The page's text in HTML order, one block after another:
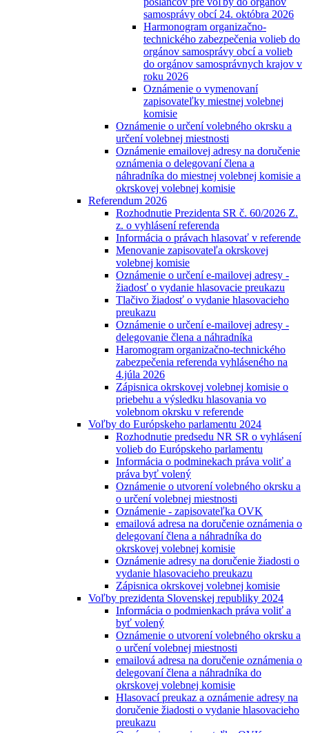
samosprávy obcí 24. októbra 2026
Harmonogram organizačno-
technického zabezpečenia volieb do
orgánov samosprávy obcí a volieb
do orgánov samosprávnych krajov v
roku 2026
Oznámenie o vymenovaní
zapisovateľky miestnej volebnej
komisie
Oznámenie o určení volebného okrsku a
určení volebnej miestnosti
Oznámenie emailovej adresy na doručenie
oznámenia o delegovaní člena a
náhradníka do miestnej volebnej komisie a
okrskovej volebnej komisie
Referendum 2026
Rozhodnutie Prezidenta SR č. 60/2026 Z.
z. o vyhlásení referenda
Informácia o právach hlasovať v referende
Menovanie zapisovateľa okrskovej
volebnej komisie
Oznámenie o určení e-mailovej adresy -
žiadosť o vydanie hlasovacie preukazu
Tlačivo žiadosť o vydanie hlasovacieho
preukazu
Oznámenie o určení e-mailovej adresy -
delegovanie člena a náhradníka
Haromogram organizačno-technického
zabezpečenia referenda vyhláseného na
4.júla 2026
Zápisnica okrskovej volebnej komisie o
priebehu a výsledku hlasovania vo
volebnom okrsku v referende
Voľby do Európskeho parlamentu 2024
Rozhodnutie predsedu NR SR o vyhlásení
volieb do Európskeho parlamentu
Informácia o podminekach práva voliť a
práva byť volený
Oznámenie o utvorení volebného okrsku a
o určení volebnej miestnosti
Oznámenie - zapisovateľka OVK
emailová adresa na doručenie oznámenia o
delegovaní člena a náhradníka do
okrskovej volebnej komisie
Oznámenie adresy na doručenie žiadosti o
vydanie hlasovacieho preukazu
Zápisnica okrskovej volebnej komisie
Voľby prezidenta Slovenskej republiky 2024
Informácia o podmienkach práva voliť a
byť volený
Oznámenie o utvorení volebného okrsku a
o určení volebnej miestnosti
emailová adresa na doručenie oznámenia o
delegovaní člena a náhradníka do
okrskovej volebnej komisie
Hlasovací preukaz a oznámenie adresy na
doručenie žiadosti o vydanie hlasovacieho
preukazu